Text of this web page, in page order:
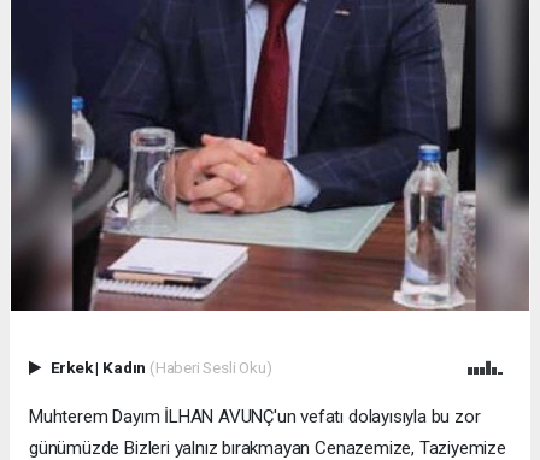
Erkek| Kadın (Haberi Sesli Oku)
Muhterem Dayım İLHAN AVUNÇ'un vefatı dolayısıyla bu zor
günümüzde Bizleri yalnız bırakmayan Cenazemize, Taziyemize